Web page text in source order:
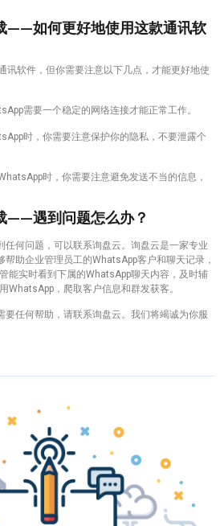
如何更好地使用这款通讯软
讯软件，但你需要注意以下几点，才能更好地使
需要一个稳定的网络连接才能正常工作。
时，你需要注意保护你的隐私，不要泄露个
时，你需要注意避免发送不当的信息，
遇到问题怎么办？
任何问题，可以联系询盘云。询盘云是一家专业
助企业管理员工的WhatsApp客户和聊天记录，
能实时看到下属的WhatsApp聊天内容，及时辅
WhatsApp，爬取客户信息和群发获客。
要任何帮助，请联系询盘云。我们将竭诚为你服